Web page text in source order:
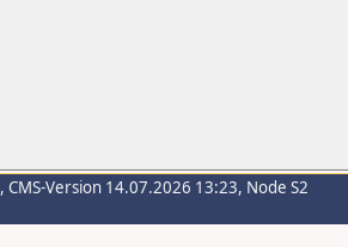
, CMS-Version 14.07.2026 13:23, Node S2